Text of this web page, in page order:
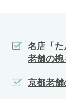
名店「
老舗の椀
京都老舗